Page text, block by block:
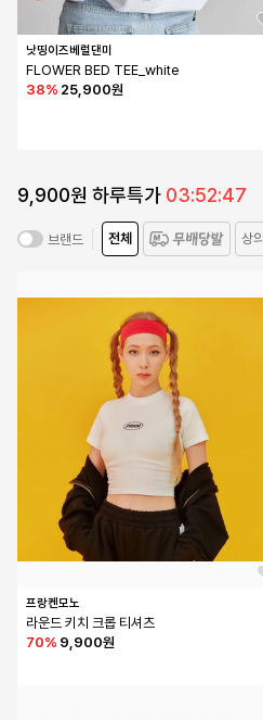
낫띵이즈베럴댄미
FLOWER BED TEE_white
38% 25,900원
9,900원 하루특가 03:52:45
브랜드 전체 상의
프랑켄모노
라운드 키치 크롭 티셔츠
70% 9,900원